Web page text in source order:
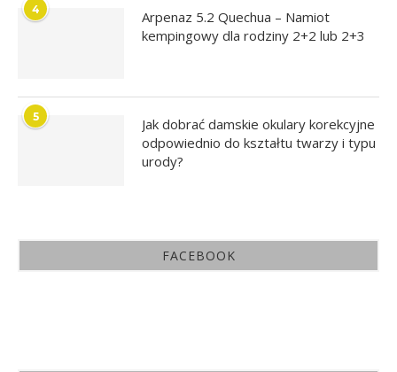
4
Arpenaz 5.2 Quechua – Namiot
kempingowy dla rodziny 2+2 lub 2+3
5
Jak dobrać damskie okulary korekcyjne
odpowiednio do kształtu twarzy i typu
urody?
FACEBOOK